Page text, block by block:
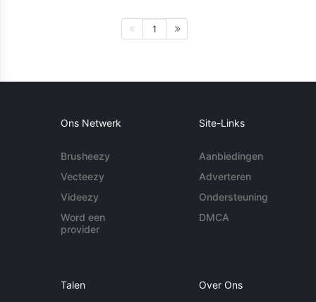
1
Ons Netwerk
Brusheezy
Vecteezy
Videezy
Word een
provider
Site-Links
Aanbiedingen
Adverteren
Ondersteuning
DMCA
Talen Over Ons